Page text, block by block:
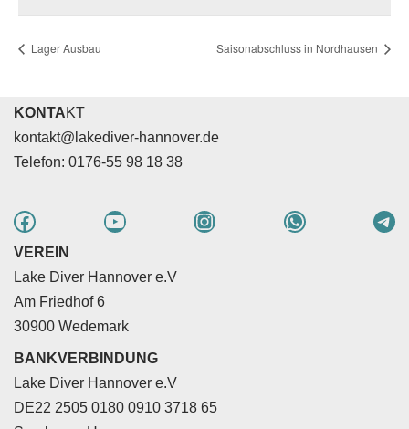
Lager Ausbau Saisonabschluss in Nordhausen
KONTAKT
kontakt@lakediver-hannover.de
Telefon: 0176-55 98 18 38
VEREIN
Lake Diver Hannover e.V
Am Friedhof 6
30900 Wedemark
BANKVERBINDUNG
Lake Diver Hannover e.V
DE22 2505 0180 0910 3718 65